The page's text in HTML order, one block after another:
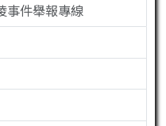
事件舉報專線